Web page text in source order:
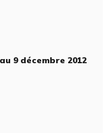
9 décembre 2012